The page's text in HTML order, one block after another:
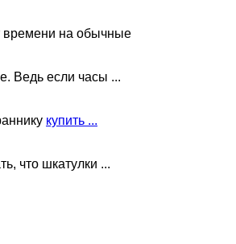
времени на обычные
Ведь если часы ...
купить ...
что шкатулки ...